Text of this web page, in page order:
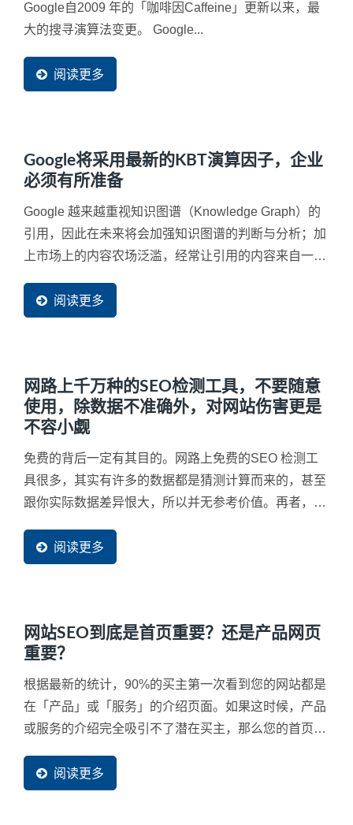
Google自2009 年的「咖啡因Caffeine」更新以来，最
大的搜寻演算法变更。 Google...
阅读更多
Google将采用最新的KBT演算因子，企业
必须有所准备
Google 越来越重视知识图谱（Knowledge Graph）的
引用，因此在未来将会加强知识图谱的判断与分析；加
上市场上的内容农场泛滥，经常让引用的内容来自一个
Google...阅读更多
网路上千万种的SEO检测工具，不要随意
使用，除数据不准确外，对网站伤害更是
不容小觑
免费的背后一定有其目的。网路上免费的SEO 检测工
具很多，其实有许多的数据都是猜测计算而来的，甚至
跟你实际数据差异恨大，所以并无参考价值。再者，免
没有看完同意书就打勾送出，往往受害的都是企业自己
的网站。例如，最严重的就是同意对方复制网页的部分
阅读更多
网站SEO到底是首页重要？还是产品网页
重要？
根据最新的统计，90%的买主第一次看到您的网站都是
在「产品」或「服务」的介绍页面。如果这时候，产品
或服务的介绍完全吸引不了潜在买主，那么您的首页做
要，但经过观察，台湾许多中小企业习惯在制作网站时
把90%的时间与精力重点放在首页上，这也决定了网站
阅读更多